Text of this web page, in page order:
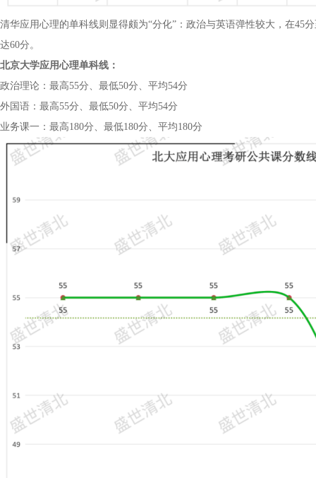
清华应用心理的单科线则显得颇为“分化”：政治与英语弹性较大，在45
达60分。
北京大学应用心理单科线：
政治理论：最高55分、最低50分、平均54分
外国语：最高55分、最低50分、平均54分
业务课一：最高180分、最低180分、平均180分